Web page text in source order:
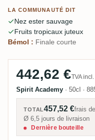
dégustateurs notent que
sèche, et certains la
très fruitée tout du long.
LA COMMUNAUTÉ DIT
Nez ester sauvage
Fruits tropicaux juteux
Bémol : Finale courte
442,62 €TVA incl.
Spirit Academy · 50cl ·
TOTAL457,52 €frais
Ø 6,5 jours de livraison
Dernière bouteille